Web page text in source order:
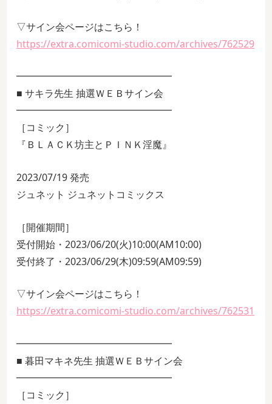
▽サイン会ページはこちら！
https://extra.comicomi-studio.com/archives/762529
━━━━━━━━━━━━━━━━
■ サキラ先生 抽選ＷＥＢサイン会
━━━━━━━━━━━━━━━━
［コミック］
『ＢＬＡＣＫ坊主とＰＩＮＫ淫魔』
2023/07/19 発売
ジュネット ジュネットコミックス
［開催期間］
受付開始・2023/06/20(火)10:00(AM10:00)
受付終了・2023/06/29(木)09:59(AM09:59)
▽サイン会ページはこちら！
https://extra.comicomi-studio.com/archives/762531
━━━━━━━━━━━━━━━━
■ 暮田マキネ先生 抽選ＷＥＢサイン会
━━━━━━━━━━━━━━━━
［コミック］